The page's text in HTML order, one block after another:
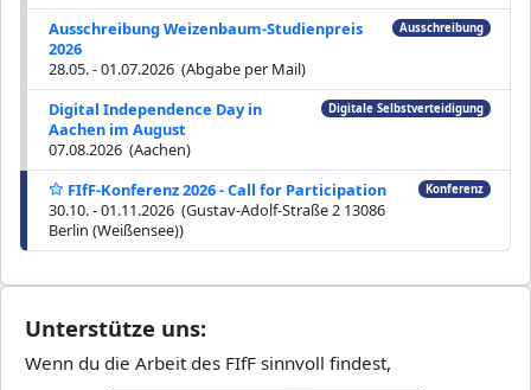
Ausschreibung Weizenbaum-Studienpreis
2026
28.05. - 01.07.2026 (Abgabe per Mail)
Ausschreibung
Digital Independence Day in
Aachen im August
07.08.2026 (Aachen)
Digitale Selbstverteidigung
FIfF-Konferenz 2026 - Call for Participation
30.10. - 01.11.2026 (Gustav-Adolf-Straße 2 13086
Berlin (Weißensee))
Konferenz
Unterstütze uns:
Wenn du die Arbeit des FIfF sinnvoll findest,